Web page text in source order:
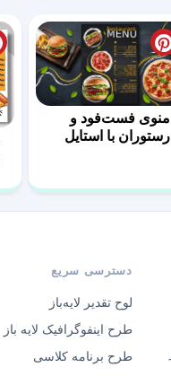
منوی فست‌فود و
رستوران با استایل
دسترسی سریع
لوح تقدیر لایه‌باز
طرح اینفوگرافیک لایه باز
طرح برنامه کلاسی